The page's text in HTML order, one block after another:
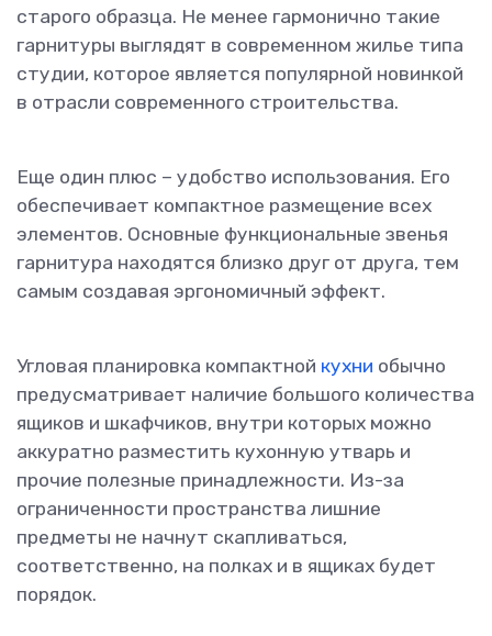
старого образца. Не менее гармонично такие
гарнитуры выглядят в современном жилье типа
студии, которое является популярной новинкой
в отрасли современного строительства.
Еще один плюс – удобство использования. Его
обеспечивает компактное размещение всех
элементов. Основные функциональные звенья
гарнитура находятся близко друг от друга, тем
самым создавая эргономичный эффект.
Угловая планировка компактной кухни обычно
предусматривает наличие большого количества
ящиков и шкафчиков, внутри которых можно
аккуратно разместить кухонную утварь и
прочие полезные принадлежности. Из-за
ограниченности пространства лишние
предметы не начнут скапливаться,
соответственно, на полках и в ящиках будет
порядок.